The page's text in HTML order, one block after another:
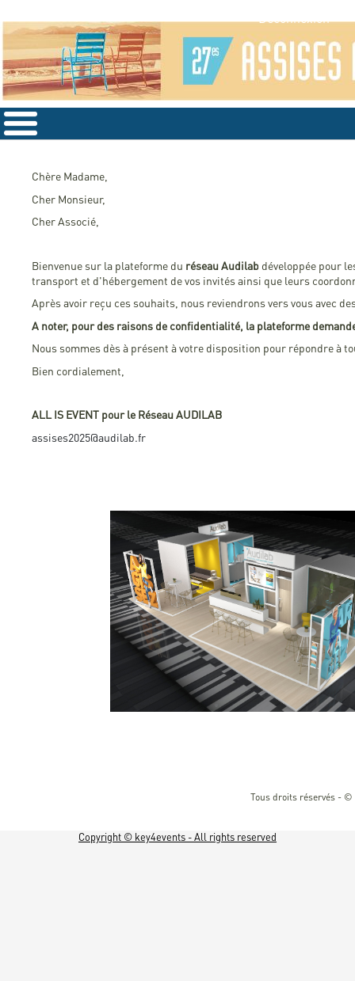
Déconnexion
Chère Madame,
Cher Monsieur,
Cher Associé,
Bienvenue sur la plateforme du réseau Audilab développée pour
transport et d'hébergement de vos invités ainsi que leurs
Après avoir reçu ces souhaits, nous reviendrons vers vous avec
A noter, pour des raisons de confidentialité, la plateforme
Nous sommes dès à présent à votre disposition pour répondre à
Bien cordialement,
ALL IS EVENT pour le Réseau AUDILAB
assises2025@audilab.fr
Tous droits réservés - ©
Copyright © key4events - All rights reserved